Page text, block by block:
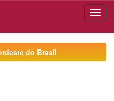
do Brasil